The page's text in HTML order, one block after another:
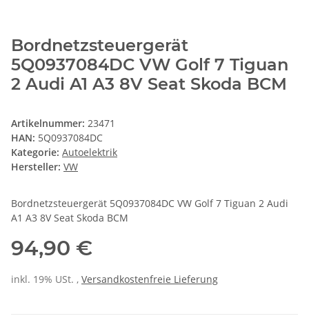
Bordnetzsteuergerät
5Q0937084DC VW Golf 7 Tiguan
2 Audi A1 A3 8V Seat Skoda BCM
Artikelnummer: 23471
HAN: 5Q0937084DC
Kategorie: Autoelektrik
Hersteller: VW
Bordnetzsteuergerät 5Q0937084DC VW Golf 7 Tiguan 2 Audi
A1 A3 8V Seat Skoda BCM
94,90 €
inkl. 19% USt. , Versandkostenfreie Lieferung